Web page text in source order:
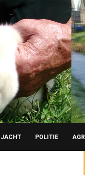
JACHT POLITIE